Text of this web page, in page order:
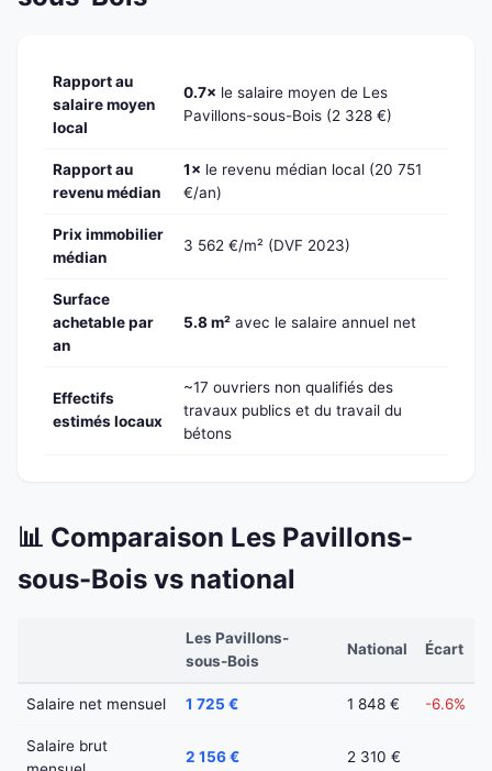
Rapport au
salaire moyen
local
0.7× le salaire moyen de Les
Pavillons-sous-Bois (2 328 €)
Rapport au
revenu médian
1× le revenu médian local (20 751
€/an)
Prix immobilier
médian
3 562 €/m² (DVF 2023)
Surface
achetable par
an
5.8 m² avec le salaire annuel net
Effectifs
estimés locaux
~17 ouvriers non qualifiés des
travaux publics et du travail du
bétons
📊 Comparaison Les Pavillons-
sous-Bois vs national
Les Pavillons-
sous-Bois
National Écart
Salaire net mensuel 1 725 € 1 848 € -6.6%
Salaire brut
2 156 € 2 310 €